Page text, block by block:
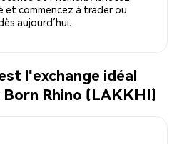
et commencez à trader ou
aujourd’hui.
l'exchange idéal
Rhino (LAKKHI)